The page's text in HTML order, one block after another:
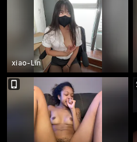
xiao-Lin